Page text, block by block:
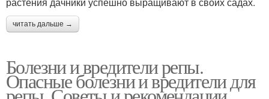
читать дальше →
Болезни и вредители репы.
Опасные болезни и вредители для